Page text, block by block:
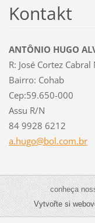
Kontakt
ANTÔNIO HUGO
R: José Cortez Cabral
Bairro: Cohab
Cep:59.650-000
Assu R/N
84 9928 6212
a.hugo@bol.com.br
conheça
Vytvořte si